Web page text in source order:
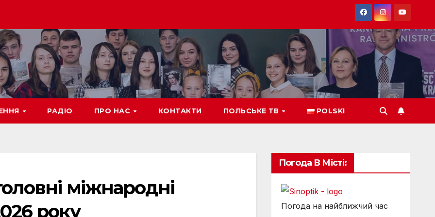
РАДІО ПРО НАС КОНТАКТИ ПОЛЬСЬКЕ ТВ POLSKI
міжнародні
року
Погода В Місті:
Погода на найближчий час